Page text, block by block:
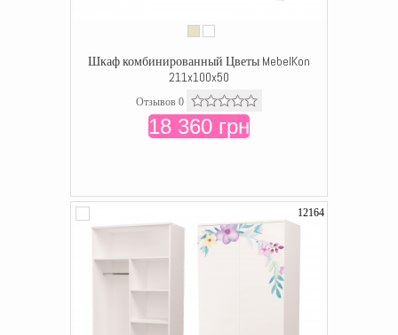
Шкаф комбинированный Цветы MebelKon
211x100x50
Отзывов 0
18 360 грн
12164